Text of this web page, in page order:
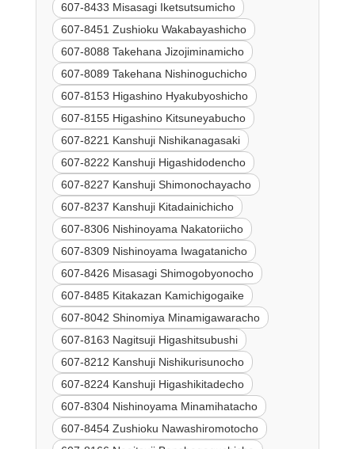
607-8433 Misasagi Iketsutsumicho
607-8451 Zushioku Wakabayashicho
607-8088 Takehana Jizojiminamicho
607-8089 Takehana Nishinoguchicho
607-8153 Higashino Hyakubyoshicho
607-8155 Higashino Kitsuneyabucho
607-8221 Kanshuji Nishikanagasaki
607-8222 Kanshuji Higashidodencho
607-8227 Kanshuji Shimonochayacho
607-8237 Kanshuji Kitadainichicho
607-8306 Nishinoyama Nakatoriicho
607-8309 Nishinoyama Iwagatanicho
607-8426 Misasagi Shimogobyonocho
607-8485 Kitakazan Kamichigogaike
607-8042 Shinomiya Minamigawaracho
607-8163 Nagitsuji Higashitsubushi
607-8212 Kanshuji Nishikurisunocho
607-8224 Kanshuji Higashikitadecho
607-8304 Nishinoyama Minamihatacho
607-8454 Zushioku Nawashiromotocho